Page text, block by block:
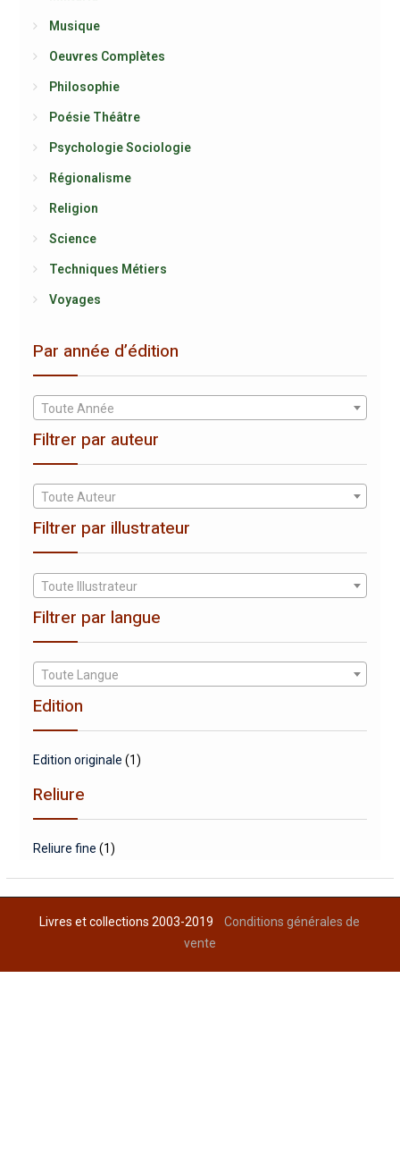
Musique
Oeuvres Complètes
Philosophie
Poésie Théâtre
Psychologie Sociologie
Régionalisme
Religion
Science
Techniques Métiers
Voyages
Par année d’édition
Toute Année
Filtrer par auteur
Toute Auteur
Filtrer par illustrateur
Toute Illustrateur
Filtrer par langue
Toute Langue
Edition
Edition originale (1)
Reliure
Reliure fine (1)
Livres et collections 2003-2019Conditions générales de
vente